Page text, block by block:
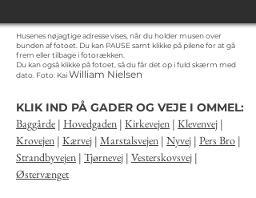
Husenes nøjagtige adresse vises, når du holder musen over
bunden af fotoet. Du kan PAUSE samt klikke på pilene for at gå
frem eller tilbage i fotorækken.
Du kan også klikke på fotoet, så du får det op i fuld skærm med
dato. Foto: KaiWilliam Nielsen
KLIK IND PÅ GADER OG VEJE I OMMEL:
Baggårde | Hovedgaden | Kirkevejen | Klevenvej |
Krovejen | Kærvej | Marstalsvejen | Nyvej | Pers Bro |
Strandbyvejen | Tjørnevej | Vesterskovsvej |
Østervænget